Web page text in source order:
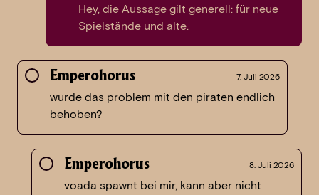
Hey, die Aussage gilt generell: für neue
Spielstände und alte.
Emperohorus 7. Juli 2026
wurde das problem mit den piraten endlich
behoben?
Emperohorus 8. Juli 2026
voada spawnt bei mir, kann aber nicht